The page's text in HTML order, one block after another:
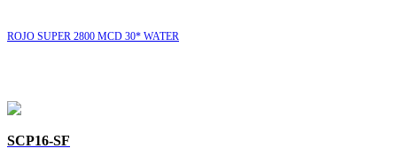
ROJO SUPER 2800 MCD 30* WATER
SCP16-SF